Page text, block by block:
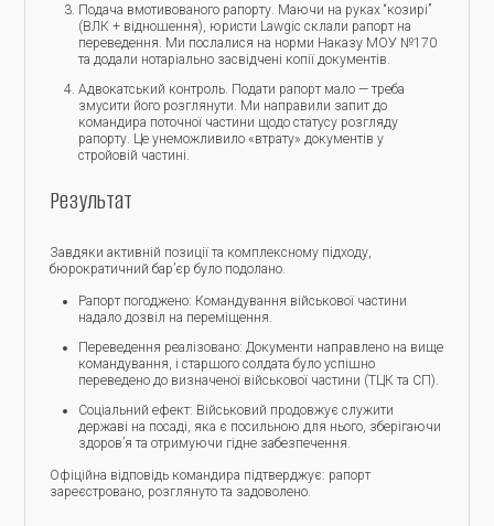
Подача вмотивованого рапорту. Маючи на руках “козирі”
(ВЛК + відношення), юристи Lawgic склали рапорт на
переведення. Ми послалися на норми Наказу МОУ №170
та додали нотаріально засвідчені копії документів.
Адвокатський контроль. Подати рапорт мало — треба
змусити його розглянути. Ми направили запит до
командира поточної частини щодо статусу розгляду
рапорту. Це унеможливило «втрату» документів у
стройовій частині.
Результат
Завдяки активній позиції та комплексному підходу,
бюрократичний бар’єр було подолано.
Рапорт погоджено: Командування військової частини
надало дозвіл на переміщення.
Переведення реалізовано: Документи направлено на вище
командування, і старшого солдата було успішно
переведено до визначеної військової частини (ТЦК та СП).
Соціальний ефект: Військовий продовжує служити
державі на посаді, яка є посильною для нього, зберігаючи
здоров’я та отримуючи гідне забезпечення.
Офіційна відповідь командира підтверджує: рапорт
зареєстровано, розглянуто та задоволено.